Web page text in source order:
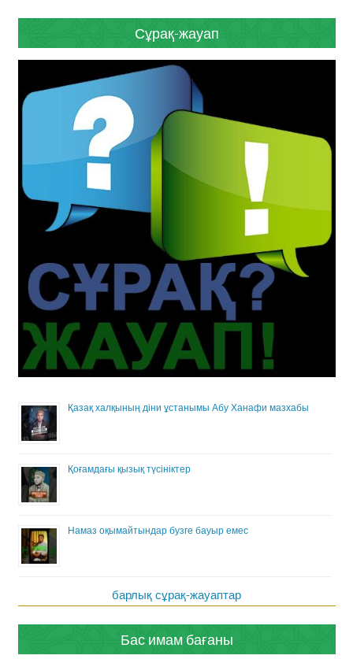
Сұрақ-жауап
Қазақ халқының діни ұстанымы Абу Ханафи мазхабы
Қоғамдағы қызық түсініктер
Намаз оқымайтындар бузге бауыр емес
барлық сұрақ-жауаптар
Бас имам бағаны